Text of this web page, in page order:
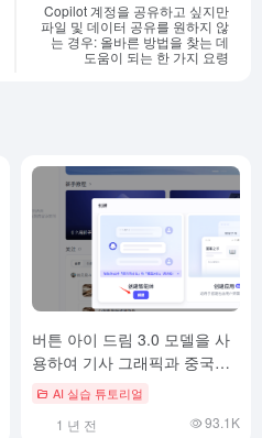
Copilot 계정을 공유하고 싶지만
파일 및 데이터 공유를 원하지 않
는 경우: 올바른 방법을 찾는 데
도움이 되는 한 가지 요령
버튼 아이 드림 3.0 모델을 사
용하여 기사 그래픽과 중국어
포스터를 쉽게 생성할 수 있습
AI 실습 튜토리얼
1 년 전 93.1K